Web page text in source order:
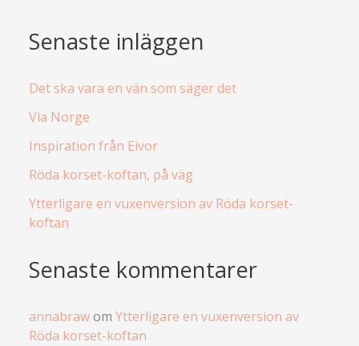
Senaste inläggen
Det ska vara en vän som säger det
Via Norge
Inspiration från Eivor
Röda korset-koftan, på väg
Ytterligare en vuxenversion av Röda korset-
koftan
Senaste kommentarer
annabrawom Ytterligare en vuxenversion av
Röda korset-koftan